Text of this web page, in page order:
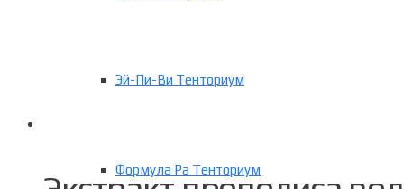
Эй-Пи-Ви Тенториум
Формула Ра Тенториум